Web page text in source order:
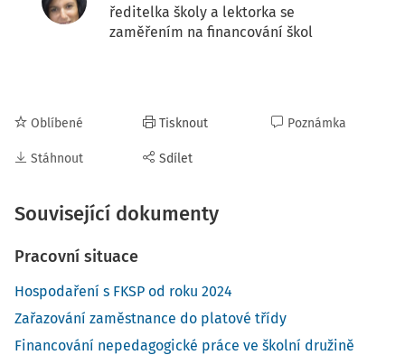
ředitelka školy a lektorka se
zaměřením na financování škol
Oblíbené
Stáhnout
Tisknout
Sdílet
Poznámka
Související dokumenty
Pracovní situace
Hospodaření s FKSP od roku 2024
Zařazování zaměstnance do platové třídy
Financování nepedagogické práce ve školní družině